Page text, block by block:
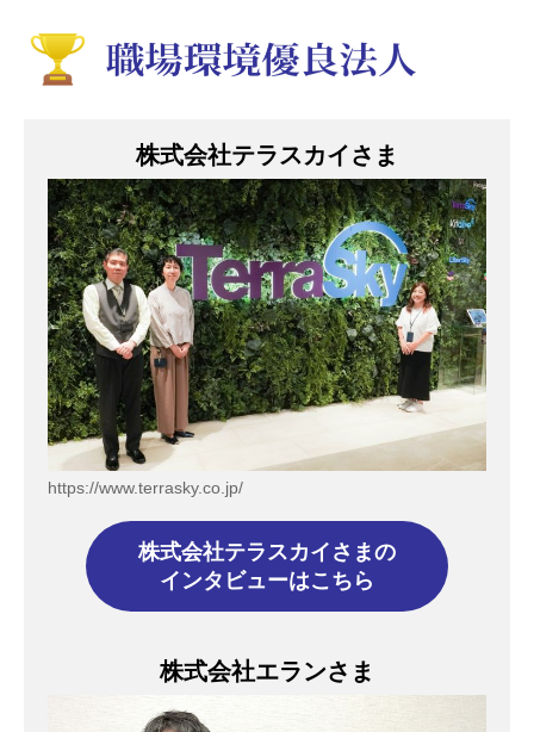
株式会社テラスカイさま
https://www.terrasky.co.jp/
株式会社テラスカイさまの
インタビューはこちら
株式会社エランさま